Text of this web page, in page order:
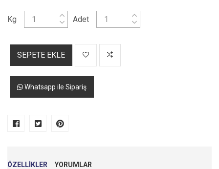
Kg Adet
SEPETE EKLE
Whatsapp ile Sipariş
ÖZELLİKLER YORUMLAR